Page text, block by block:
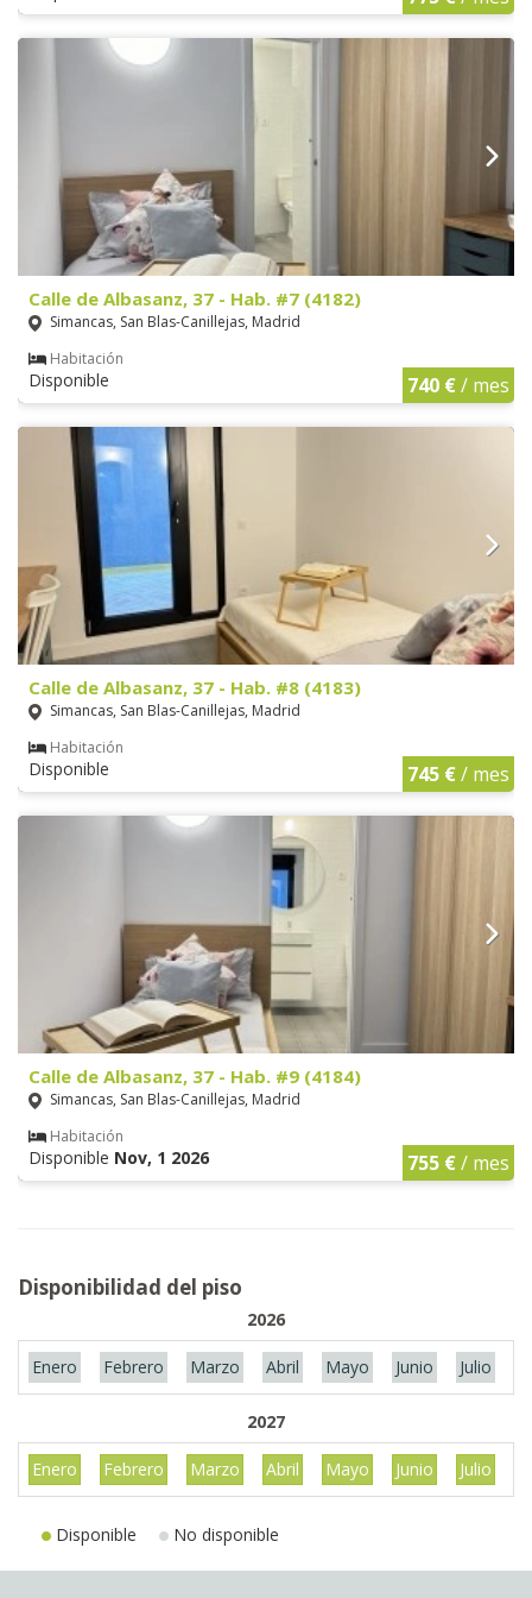
Calle de Albasanz, 37 - Hab. #7 (4182)
Simancas, San Blas-Canillejas, Madrid
Habitación
Disponible 740 €/ mes
Calle de Albasanz, 37 - Hab. #8 (4183)
Simancas, San Blas-Canillejas, Madrid
Habitación
Disponible 745 €/ mes
Calle de Albasanz, 37 - Hab. #9 (4184)
Simancas, San Blas-Canillejas, Madrid
Habitación
Disponible Nov, 1 2026 755 €/ mes
Disponibilidad del piso
2026
Enero Febrero Marzo Abril Mayo Junio Julio
2027
Enero Febrero Marzo Abril Mayo Junio Julio
Disponible No disponible